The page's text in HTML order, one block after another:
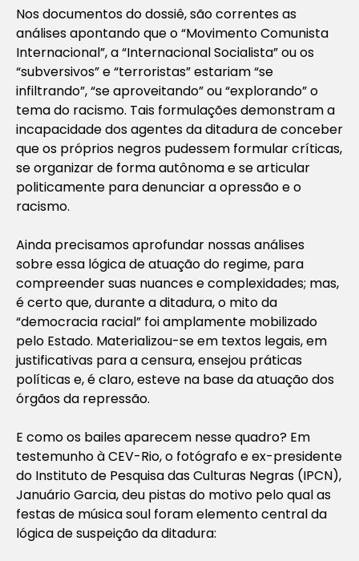
Nos documentos do dossiê, são correntes as
análises apontando que o “Movimento Comunista
Internacional”, a “Internacional Socialista” ou os
“subversivos” e “terroristas” estariam “se
infiltrando”, “se aproveitando” ou “explorando” o
tema do racismo. Tais formulações demonstram a
incapacidade dos agentes da ditadura de conceber
que os próprios negros pudessem formular críticas,
se organizar de forma autônoma e se articular
politicamente para denunciar a opressão e o
racismo.
Ainda precisamos aprofundar nossas análises
sobre essa lógica de atuação do regime, para
compreender suas nuances e complexidades; mas,
é certo que, durante a ditadura, o mito da
“democracia racial” foi amplamente mobilizado
pelo Estado. Materializou-se em textos legais, em
justificativas para a censura, ensejou práticas
políticas e, é claro, esteve na base da atuação dos
órgãos da repressão.
E como os bailes aparecem nesse quadro? Em
testemunho à CEV-Rio, o fotógrafo e ex-presidente
do Instituto de Pesquisa das Culturas Negras (IPCN),
Januário Garcia, deu pistas do motivo pelo qual as
festas de músicasoul foram elemento central da
lógica de suspeição da ditadura: